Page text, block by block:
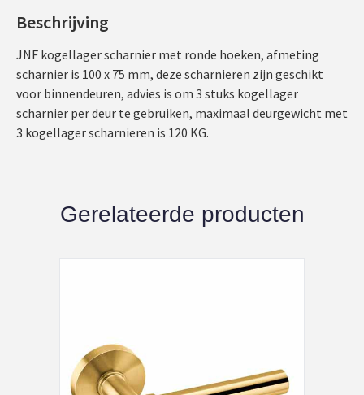
Beschrijving
JNF kogellager scharnier met ronde hoeken, afmeting
scharnier is 100 x 75 mm, deze scharnieren zijn geschikt
voor binnendeuren, advies is om 3 stuks kogellager
scharnier per deur te gebruiken, maximaal deurgewicht met
3 kogellager scharnieren is 120 KG.
Gerelateerde producten